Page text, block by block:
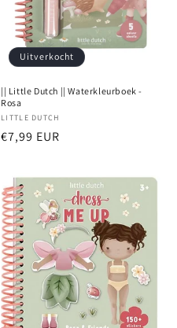
Uitverkocht
|| Little Dutch || Waterkleurboek -
Rosa
Verkoper:
LITTLE DUTCH
Normale
€7,99 EUR